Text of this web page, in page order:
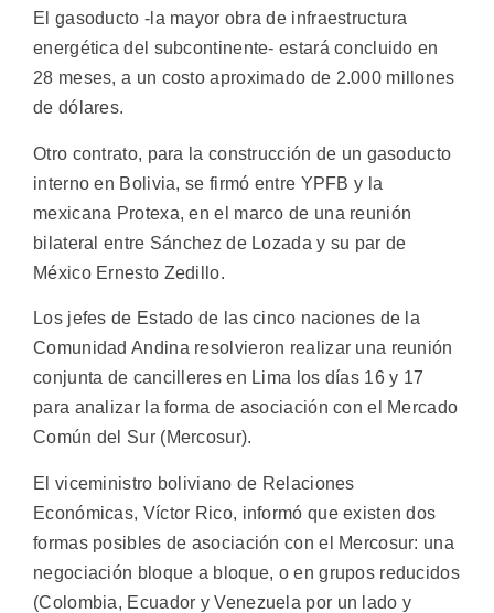
El gasoducto -la mayor obra de infraestructura
energética del subcontinente- estará concluido en
28 meses, a un costo aproximado de 2.000 millones
de dólares.
Otro contrato, para la construcción de un gasoducto
interno en Bolivia, se firmó entre YPFB y la
mexicana Protexa, en el marco de una reunión
bilateral entre Sánchez de Lozada y su par de
México Ernesto Zedillo.
Los jefes de Estado de las cinco naciones de la
Comunidad Andina resolvieron realizar una reunión
conjunta de cancilleres en Lima los días 16 y 17
para analizar la forma de asociación con el Mercado
Común del Sur (Mercosur).
El viceministro boliviano de Relaciones
Económicas, Víctor Rico, informó que existen dos
formas posibles de asociación con el Mercosur: una
negociación bloque a bloque, o en grupos reducidos
(Colombia, Ecuador y Venezuela por un lado y